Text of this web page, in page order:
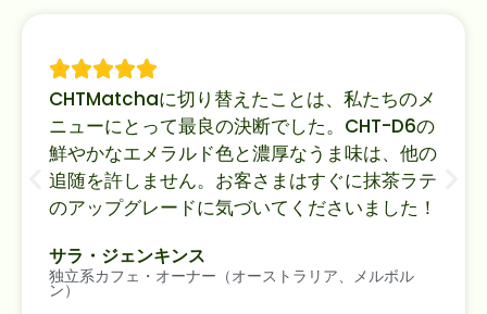
CHTMatchaに切り替えたことは、私たちのメ
ニューにとって最良の決断でした。CHT-D6の
鮮やかなエメラルド色と濃厚なうま味は、他の
追随を許しません。お客さまはすぐに抹茶ラテ
のアップグレードに気づいてくださいました！
サラ・ジェンキンス
独立系カフェ・オーナー（オーストラリア、メルボル
ン）